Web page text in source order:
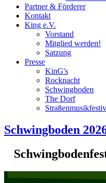
Partner & Förderer
Kontakt
King e.V.
Vorstand
Mitglied werden!
Satzung
Presse
KinG's
Rocknacht
Schwingboden
The Dorf
Schwingboden